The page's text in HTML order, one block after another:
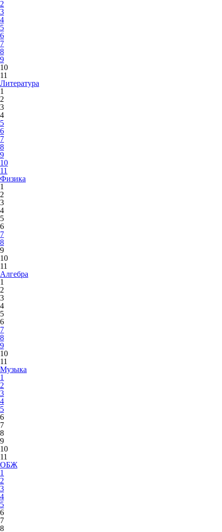
2
3
4
5
6
7
8
9
10
11
Литература
1
2
3
4
5
6
7
8
9
10
11
Физика
1
2
3
4
5
6
7
8
9
10
11
Алгебра
1
2
3
4
5
6
7
8
9
10
11
Музыка
1
2
3
4
5
6
7
8
9
10
11
ОБЖ
1
2
3
4
5
6
7
8